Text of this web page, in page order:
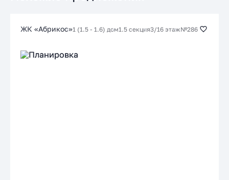
ЖК «Абрикос»1 (1.5 - 1.6) дом1.5 секция3/16 этаж№286